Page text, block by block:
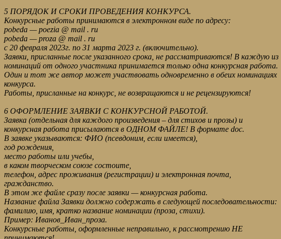
5 ПОРЯДОК И СРОКИ ПРОВЕДЕНИЯ КОНКУРСА.
Конкурсные работы принимаются в электронном виде по адресу:
pobeda — poezia @ mail . ru
pobeda — proza @ mail . ru
с 20 февраля 2023г. по 31 марта 2023 г. (включительно).
Заявки, присланные после указанного срока, не рассматриваются! В каждую из
номинаций от одного участника принимается только одна конкурсная работа.
Один и тот же автор может участвовать одновременно в обеих номинациях
конкурса.
Работы, присланные на конкурс, не возвращаются и не рецензируются!
6 ОФОРМЛЕНИЕ ЗАЯВКИ С КОНКУРСНОЙ РАБОТОЙ.
Заявка (отдельная для каждого произведения – для стихов и прозы) и
конкурсная работа присылаются в ОДНОМ ФАЙЛЕ! В формате doc.
В заявке указываются: ФИО (псевдоним, если имеется),
год рождения,
место работы или учебы,
в каком творческом союзе состоите,
телефон, адрес проживания (регистрации) и электронная почта,
гражданство.
В этом же файле сразу после заявки — конкурсная работа.
Название файла Заявки должно содержать в следующей последовательности:
фамилию, имя, кратко название номинации (проза, стихи).
Пример: Иванов_Иван_проза.
Конкурсные работы, оформленные неправильно, к рассмотрению НЕ